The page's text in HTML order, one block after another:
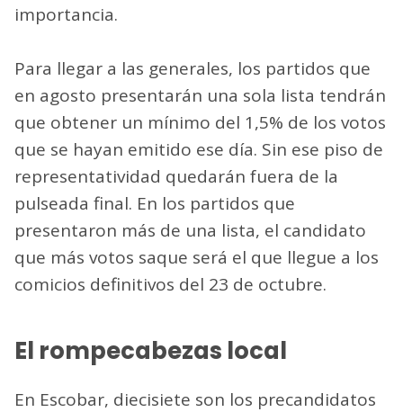
importancia.
Para llegar a las generales, los partidos que
en agosto presentarán una sola lista tendrán
que obtener un mínimo del 1,5% de los votos
que se hayan emitido ese día. Sin ese piso de
representatividad quedarán fuera de la
pulseada final. En los partidos que
presentaron más de una lista, el candidato
que más votos saque será el que llegue a los
comicios definitivos del 23 de octubre.
El rompecabezas local
En Escobar, diecisiete son los precandidatos